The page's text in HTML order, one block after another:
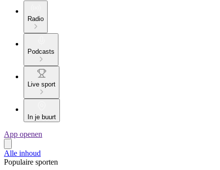
Radio
Podcasts
Live sport
In je buurt
App openen
Alle inhoud
Populaire sporten